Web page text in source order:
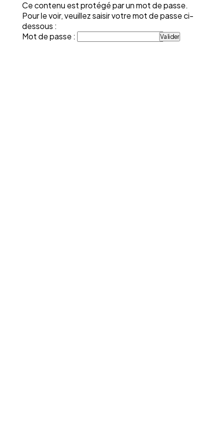
Ce contenu est protégé par un mot de passe.
Pour le voir, veuillez saisir votre mot de passe ci-
dessous :
Mot de passe :